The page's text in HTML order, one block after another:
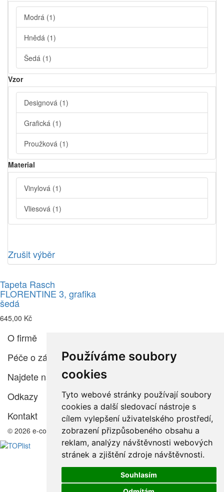
Používáme soubory
cookies
Tyto webové stránky používají soubory
cookies a další sledovací nástroje s
cílem vylepšení uživatelského prostředí,
zobrazení přizpůsobeného obsahu a
reklam, analýzy návštěvnosti webových
stránek a zjištění zdroje návštěvnosti.
Souhlasím
Modrá (1)
Hnědá (1)
Šedá (1)
Vzor
Designová (1)
Grafická (1)
Proužková (1)
Material
Vinylová (1)
Vliesová (1)
Zrušit výběr
Tapeta Rasch
FLORENTINE 3, grafika
šedá
645,00 Kč
O firmě
Péče o zákazníka
Najdete nás
Odkazy
Kontakt
© 2026 e-color.cz